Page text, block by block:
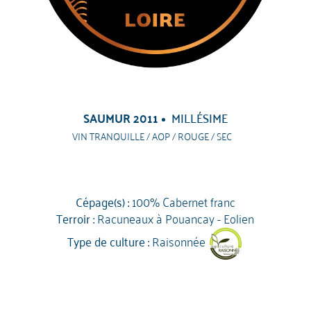
SAUMUR 2011 MILLÉSIME
VIN TRANQUILLE / AOP / ROUGE / SEC
Cépage(s) :100% Cabernet franc
Terroir :Racuneaux à Pouancay - Eolien
Type de culture :Raisonnée